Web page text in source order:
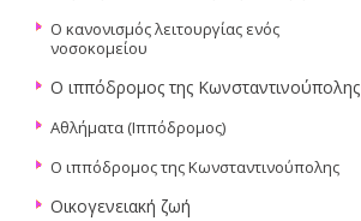
Ο κανονισμός λειτουργίας ενός
νοσοκομείου
Ο ιππόδρομος της Κωνσταντινούπολης
Αθλήματα (Ιππόδρομος)
Ο ιππόδρομος της Κωνσταντινούπολης
Οικογενειακή ζωή